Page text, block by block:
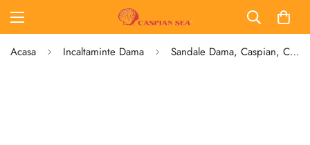
Acasa Incaltaminte Dama Sandale Dama, Caspian, CAS, 459-2610, Casual, Piele Naturala, Coniac